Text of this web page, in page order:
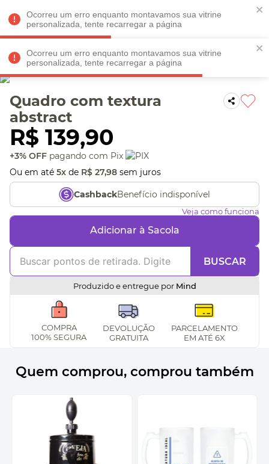
Ocorreu um erro enquanto montavamos sua vitrine
personalizada, tente recarregar a página
Ocorreu um erro enquanto montavamos sua vitrine
personalizada, tente recarregar a página
Faltam REGULAMENTO
Veja produtos perto de você! Informe seu CEP
Quadro com textura
abstract
R$ 139,90
+3% OFF pagando com Pix
Ou em até 5x de R$ 27,98 sem juros
CashbackBenefício indisponível
Veja como funciona
Adicionar à Sacola
BUSCAR
Produzido e entregue por Mind
COMPRA
100% SEGURA
DEVOLUÇÃO
GRATUITA
PARCELAMENTO
EM ATÉ 6X
Quem comprou, comprou também